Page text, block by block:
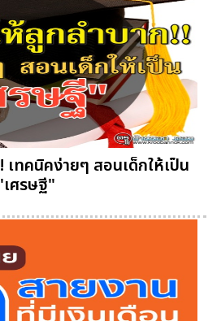
เทคนิคง่ายๆ สอนเด็กให้เป็น
ศรษฐี"